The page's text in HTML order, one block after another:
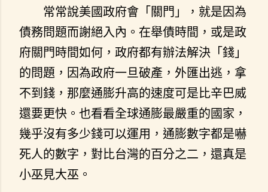
常常說美國政府會「關門」，就是因為
債務問題而謝絕入內。在舉債時間，或是政
府關門時間如何，政府都有辦法解決「錢」
的問題，因為政府一旦破產，外匯出逃，拿
不到錢，那麼通膨升高的速度可是比辛巴威
還要更快。也看看全球通膨最嚴重的國家，
幾乎沒有多少錢可以運用，通膨數字都是嚇
死人的數字，對比台灣的百分之二，還真是
小巫見大巫。